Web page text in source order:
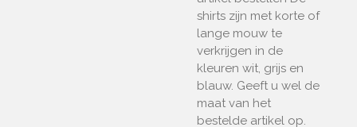
shirts zijn met korte of
lange mouw te
verkrijgen in de
kleuren wit, grijs en
blauw. Geeft u wel de
maat van het
bestelde artikel op.